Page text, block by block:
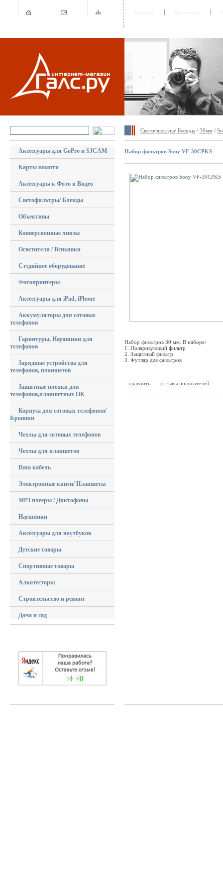
Светофильтры/ Бленды / 30мм /
Аксессуары для GoPro и SJCAM
Карты памяти
Аксессуары к Фото и Видео
Светофильтры/ Бленды
Объективы
Конверсионные линзы
Осветители / Вспышки
Студийное оборудование
Фотопринтеры
Аксессуары для iPad, iPhone
Аккумуляторы для сотовых
телефонов
Гарнитуры, Наушники для
телефонов
Зарядные устройства для
телефонов, планшетов
Защитные пленки для
телефонов,планшетных ПК
Корпуса для сотовых телефонов/
Крышки
Чехлы для сотовых телефонов
Чехлы для планшетов
Data кабель
Электронные книги/ Планшеты
MP3 плееры / Диктофоны
Наушники
Аксессуары для ноутбуков
Детские товары
Спортивные товары
Алкотесторы
Строительство и ремонт
Дача и сад
Набор фильтров Sony VF-30CPKS
Набор фильтров 30 мм. В наборе:
1. Поляризующий фильтр
2. Защитный фильтр
3. Футляр для фильтров
сравнить отзывы покупателей